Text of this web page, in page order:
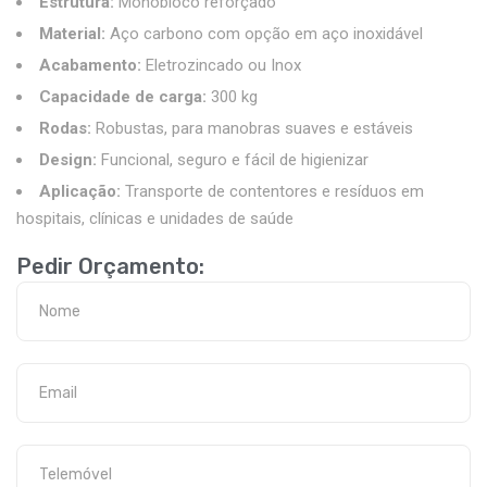
Material: Aço carbono com opção em aço inoxidável
Acabamento: Eletrozincado ou Inox
Capacidade de carga: 300 kg
Rodas: Robustas, para manobras suaves e estáveis
Design: Funcional, seguro e fácil de higienizar
Aplicação: Transporte de contentores e resíduos em
hospitais, clínicas e unidades de saúde
Pedir Orçamento: